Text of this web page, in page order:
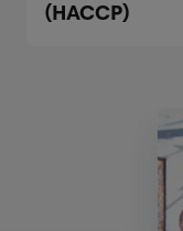
(HACCP)